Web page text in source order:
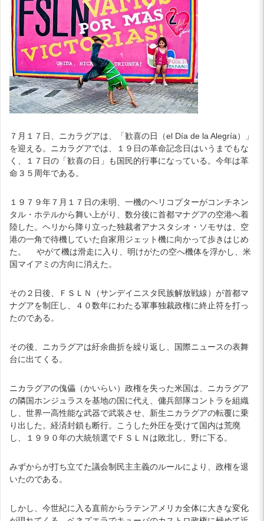
７月１７日、ニカラグアは、「歓喜の日（el Día de la Alegría）」
を迎える。ニカラグアでは、１９日の革命記念日はいうまでもな
く、１７日の「歓喜の日」も国民的行事になっている。今年は革
命３５周年である。
１９７９年７月１７日の未明、一機のヘリコプターがコンチネン
タル・ホテルから舞い上がり、数分後に首都マナグアの空港へ着
陸した。ヘリから降り立った独裁者アナスタシオ・ソモサは、空
港の一角で待機していた自家用ジェット機に向かって歩きはじめ
た。 やがて機は滑走に入り、明けがたの空へ機体を浮かし、米
国マイアミの方向に消えた。
その２日後、ＦＳＬＮ（サンデイニスタ民族解放戦線）が首都マ
ナグアを制圧し、４０数年にわたる軍事独裁政権に終止符を打っ
たのである。
その後、ニカラグアは紆余曲折を繰り返し、国際ニュースの表舞
台に出てくる。
ニカラグアの傀儡（かいらい）政権を失った米国は、ニカラグア
の隣国ホンジュラスを基地の国に代え、傭兵部隊コントラを組織
し、世界一高性能な武器で武装させ、新生ニカラグアの転覆に乗
り出した。経済封鎖も断行。こうした外圧を受けて国内は荒廃
し、１９９０年の大統領選でＦＳＬＮは敗北し、野に下る。
みずからが打ち立てた議会制民主主義のルールにより、政権を退
いたのである。
しかし、今世紀に入る直前からラテンアメリカ全体に大きな変化